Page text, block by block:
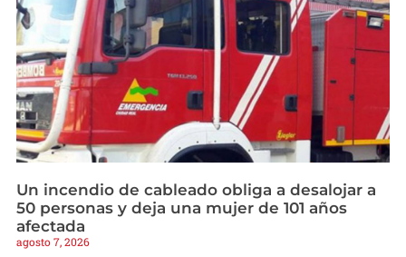
Un incendio de cableado obliga a desalojar a
50 personas y deja una mujer de 101 años
afectada
agosto 7, 2026